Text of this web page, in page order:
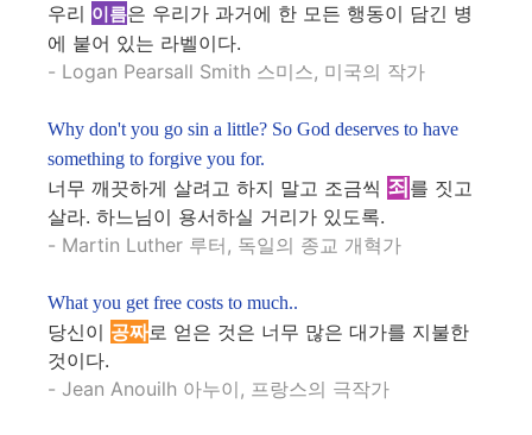
우리 이름은 우리가 과거에 한 모든 행동이 담긴 병
에 붙어 있는 라벨이다.
- Logan Pearsall Smith 스미스, 미국의 작가
Why don't you go sin a little? So God deserves to have
something to forgive you for.
너무 깨끗하게 살려고 하지 말고 조금씩 죄 를 짓고
살라. 하느님이 용서하실 거리가 있도록.
- Martin Luther 루터, 독일의 종교 개혁가
What you get free costs to much..
당신이 공짜로 얻은 것은 너무 많은 대가를 지불한
것이다.
- Jean Anouilh 아누이, 프랑스의 극작가